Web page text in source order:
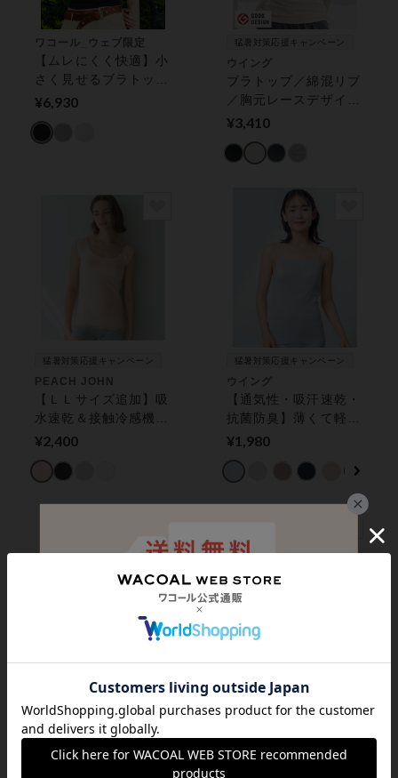
ワコール_ウェブ限定
【ムレにくく快適】小
さく見せるブラトップ
カップ付きインナー
¥6,930
猛暑対策応援キャンペーン
ウイング
ブラトップ／綿混リブ
／胸元レースデザイン
でアウターライク／背
【シンクロブラトッ
¥3,410
猛暑対策応援キャンペーン
PEACH JOHN
【ＬＬサイズ追加】吸
水速乾＆接触冷感機能
の生地で涼しく。クー
（ワキ汗パッド付き）
¥2,400
猛暑対策応援キャンペーン
ウイング
【通気性・吸汗速乾・
抗菌防臭】薄くて軽
い！綿の贅沢オーガニ
【環境配慮】 キャミ
¥1,980
インナーでも、アウタ
ーでもＯＫ！背中魅せ
アウターとの組み合わ
せにも♪ ブラトップ
¥3,990
ＯＵＲ ＷＡＣＯＡＬ
カップインショートキ
ャミソール アウタ
付き）
¥8,250